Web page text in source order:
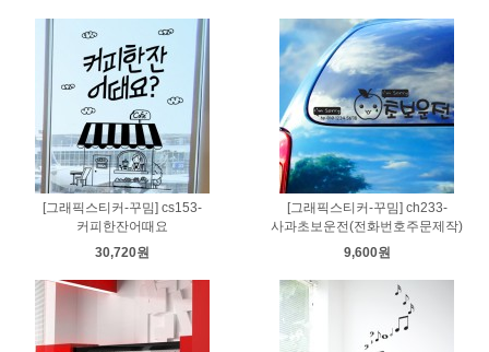
[그래픽스티커-꾸밈] cs153-
커피한잔어때요
30,720원
[그래픽스티커-꾸밈] ch233-
사과초보운전(전화번호주문제작)
9,600원